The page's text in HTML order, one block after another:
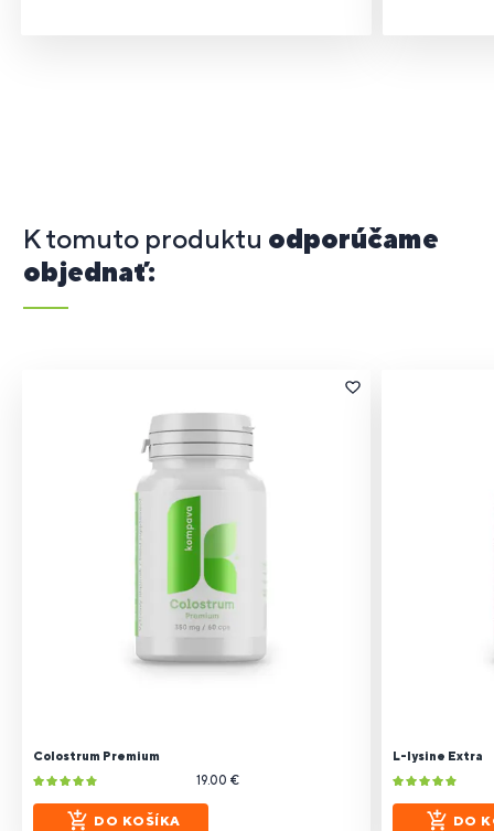
K tomuto produktu odporúčame
objednať:
Colostrum Premium
19.00 €
DO KOŠÍKA
L-lysine Extra
DO